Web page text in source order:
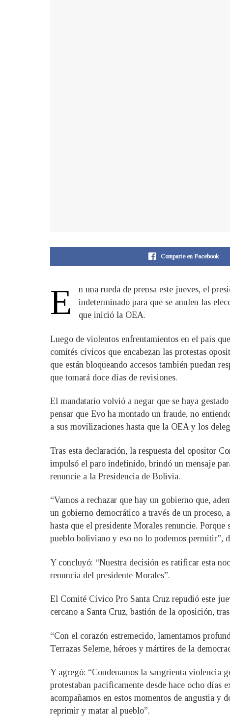
Comparte en Facebook
E
n una rueda de prensa este jueves, el
indeterminado para que se anulen las
que inició la OEA.
Luego de violentos enfrentamientos en el país
comités cívicos que encabezan las protestas
que están bloqueando accesos también puedan
que tomará doce días de revisiones.
El mandatario volvió a negar que se haya
pensar que Evo ha montado un fraude, no
a sus movilizaciones hasta que la OEA y los
Tras esta declaración, la respuesta del opositor
impulsó el paro indefinido, brindó un mensaje
renuncie a la Presidencia de Bolivia.
“Vamos a rechazar que hay un gobierno que,
un gobierno democrático a través de un proceso,
hasta que el presidente Morales renuncie.
pueblo boliviano y eso no lo podemos permitir”,
Y concluyó: “Nuestra decisión es ratificar esta
renuncia del presidente Morales”.
El Comité Cívico Pro Santa Cruz repudió este
cercano a Santa Cruz, bastión de la oposición,
“Con el corazón estremecido, lamentamos
Terrazas Seleme, héroes y mártires de la
Y agregó: “Condenamos la sangrienta violencia
protestaban pacíficamente desde hace ocho días
acompañamos en estos momentos de angustia y
reprimir y matar al pueblo”.